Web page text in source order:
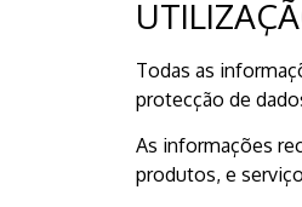
Todas as
protecção de
As informações
produtos, e